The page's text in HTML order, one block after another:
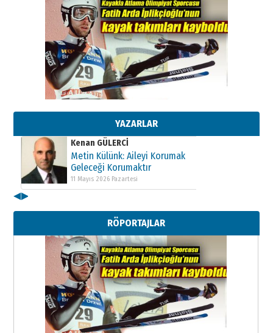
YAZARLAR
Kenan GÜLERCİ
Metin Külünk: Aileyi Korumak
Geleceği Korumaktır
11 Mayıs 2026 Pazartesi
Kenan GÜLERCİ
Metin Külünk: Aileyi Korumak
Geleceği Korumaktır
11 Mayıs 2026 Pazartesi
Kenan GÜLERCİ
Metin Külünk: Aileyi Korumak
Geleceği Korumaktır
◀▶
RÖPORTAJLAR